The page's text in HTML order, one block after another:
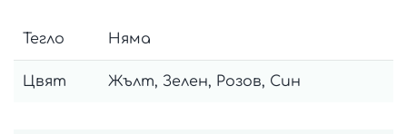
Тегло Няма
Цвят Жълт, Зелен, Розов, Син